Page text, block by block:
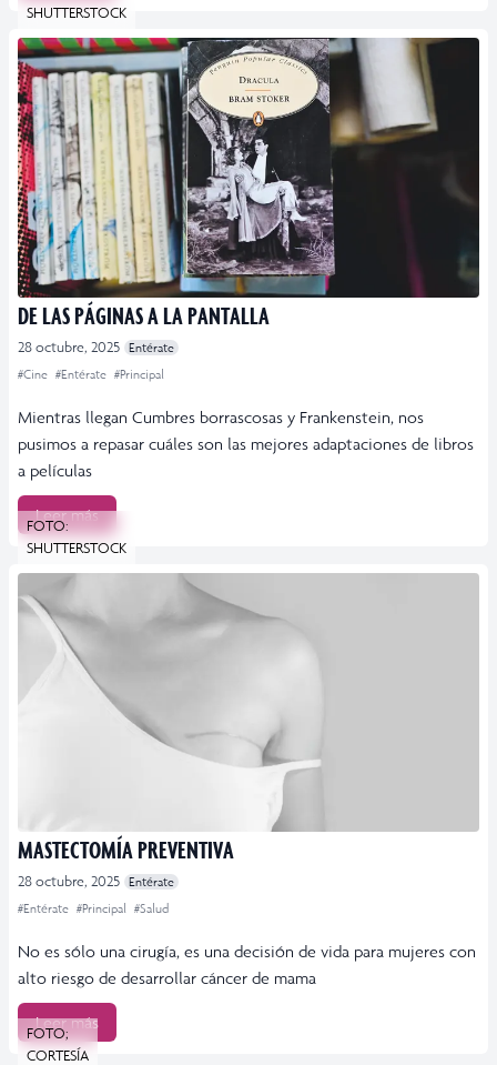
SHUTTERSTOCK
DE LAS PÁGINAS A LA PANTALLA
28 octubre, 2025 Entérate
#Cine #Entérate #Principal
Mientras llegan Cumbres borrascosas y Frankenstein, nos
pusimos a repasar cuáles son las mejores adaptaciones de libros
a películas
Leer más
FOTO:
SHUTTERSTOCK
MASTECTOMÍA PREVENTIVA
28 octubre, 2025 Entérate
#Entérate #Principal #Salud
No es sólo una cirugía, es una decisión de vida para mujeres con
alto riesgo de desarrollar cáncer de mama
Leer más
FOTO;
CORTESÍA